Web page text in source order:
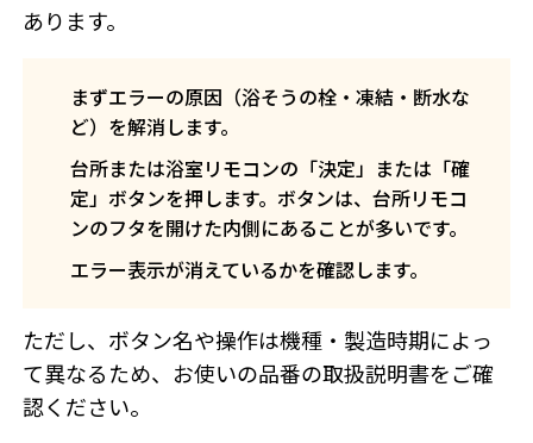
あります。
まずエラーの原因（浴そうの栓・凍結・断水な
ど）を解消します。
台所または浴室リモコンの「決定」または「確
定」ボタンを押します。ボタンは、台所リモコ
ンのフタを開けた内側にあることが多いです。
エラー表示が消えているかを確認します。
ただし、ボタン名や操作は機種・製造時期によっ
て異なるため、お使いの品番の取扱説明書をご確
認ください。